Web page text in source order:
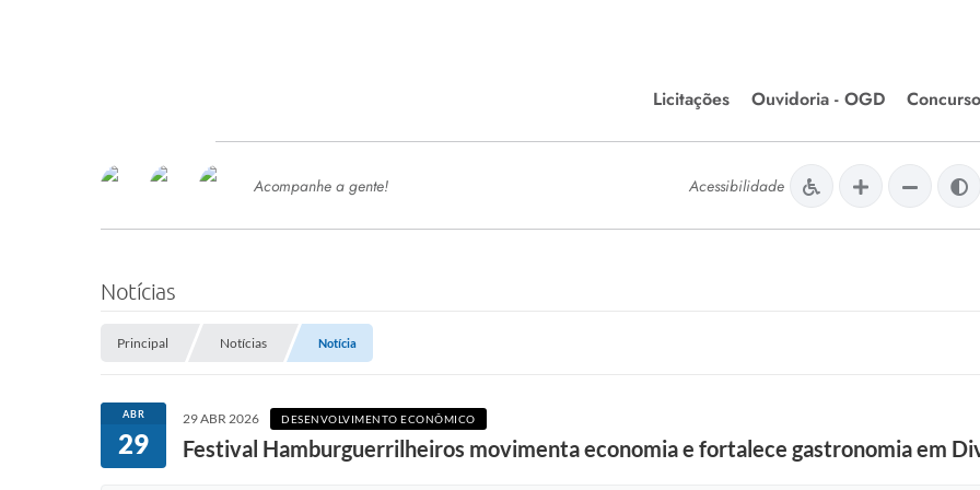
Licitações
Editais de Licitações
Chamamentos Públicos
Ouvidoria - OGD
SERVIÇOS
SEMED
Processo de Contratação -
Concursos e Processos Seletivos
Esporte
Meio Ambiente
Acompanhe a gente! Acessibilidade
Notícias
Principal Notícias Notícia
ABR
29
29 ABR 2026 DESENVOLVIMENTO ECONÔMICO
Festival Hamburguerrilheiros movimenta economia e fortalece gastronomia em